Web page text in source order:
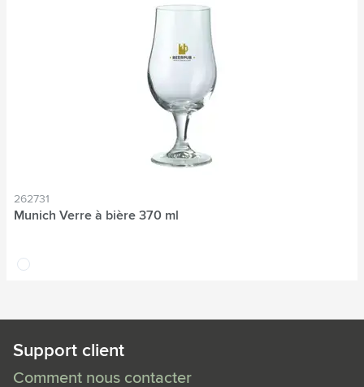
262731
Munich Verre à bière 370 ml
translucide
Support client
Comment nous contacter